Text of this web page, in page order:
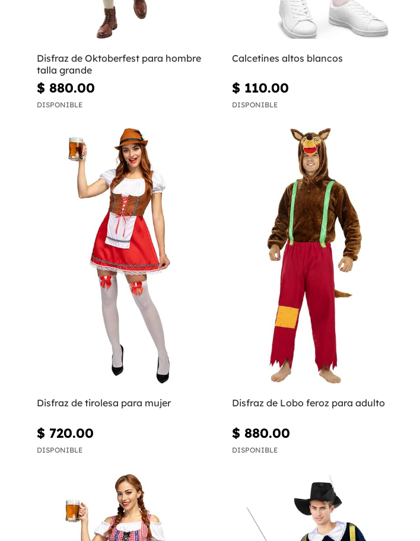
Disfraz de Oktoberfest para hombre
talla grande
$ 880.00
DISPONIBLE
Calcetines altos blancos
$ 110.00
DISPONIBLE
Disfraz de tirolesa para mujer
$ 720.00
DISPONIBLE
Disfraz de Lobo feroz para adulto
$ 880.00
DISPONIBLE